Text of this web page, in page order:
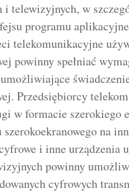
telewizyjnych, w
programu
telekomunikacyjne
powinny spełniać
Przedsiębiorcy
w formacie szerokiego
na
i inne urządzenia
powinny
cyfrowych